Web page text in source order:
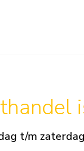
t/m